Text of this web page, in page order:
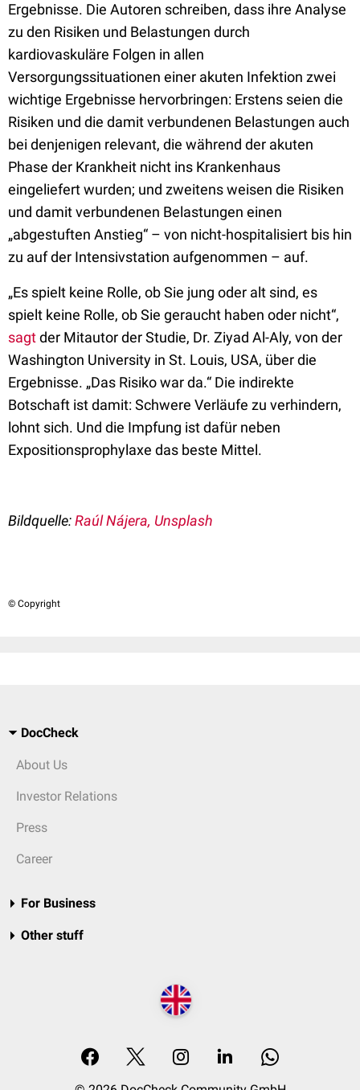
Ergebnisse. Die Autoren schreiben, dass ihre Analyse
zu den Risiken und Belastungen durch
kardiovaskuläre Folgen in allen
Versorgungssituationen einer akuten Infektion zwei
wichtige Ergebnisse hervorbringen: Erstens seien die
Risiken und die damit verbundenen Belastungen auch
bei denjenigen relevant, die während der akuten
Phase der Krankheit nicht ins Krankenhaus
eingeliefert wurden; und zweitens weisen die Risiken
und damit verbundenen Belastungen einen
„abgestuften Anstieg“ – von nicht-hospitalisiert bis hin
zu auf der Intensivstation aufgenommen – auf.
„Es spielt keine Rolle, ob Sie jung oder alt sind, es
spielt keine Rolle, ob Sie geraucht haben oder nicht“,
sagtder Mitautor der Studie, Dr. Ziyad Al-Aly, von der
Washington University in St. Louis, USA, über die
Ergebnisse. „Das Risiko war da.“ Die indirekte
Botschaft ist damit: Schwere Verläufe zu verhindern,
lohnt sich. Und die Impfung ist dafür neben
Expositionsprophylaxe das beste Mittel.
Bildquelle:Raúl Nájera, Unsplash
© Copyright
DocCheck
About Us
Investor Relations
Press
Career
For Business
Other stuff